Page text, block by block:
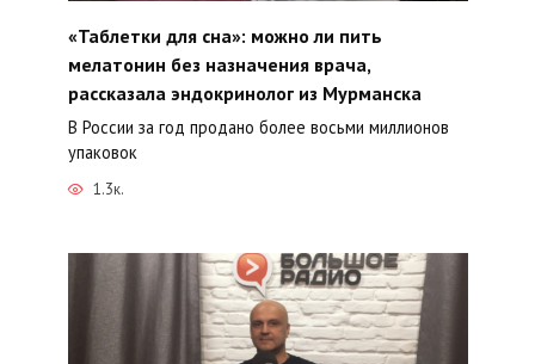
«Таблетки для сна»: можно ли пить
мелатонин без назначения врача,
рассказала эндокринолог из Мурманска
В России за год продано более восьми миллионов
упаковок
1.3к.